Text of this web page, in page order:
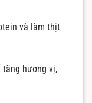
và làm thịt
tăng hương vị,